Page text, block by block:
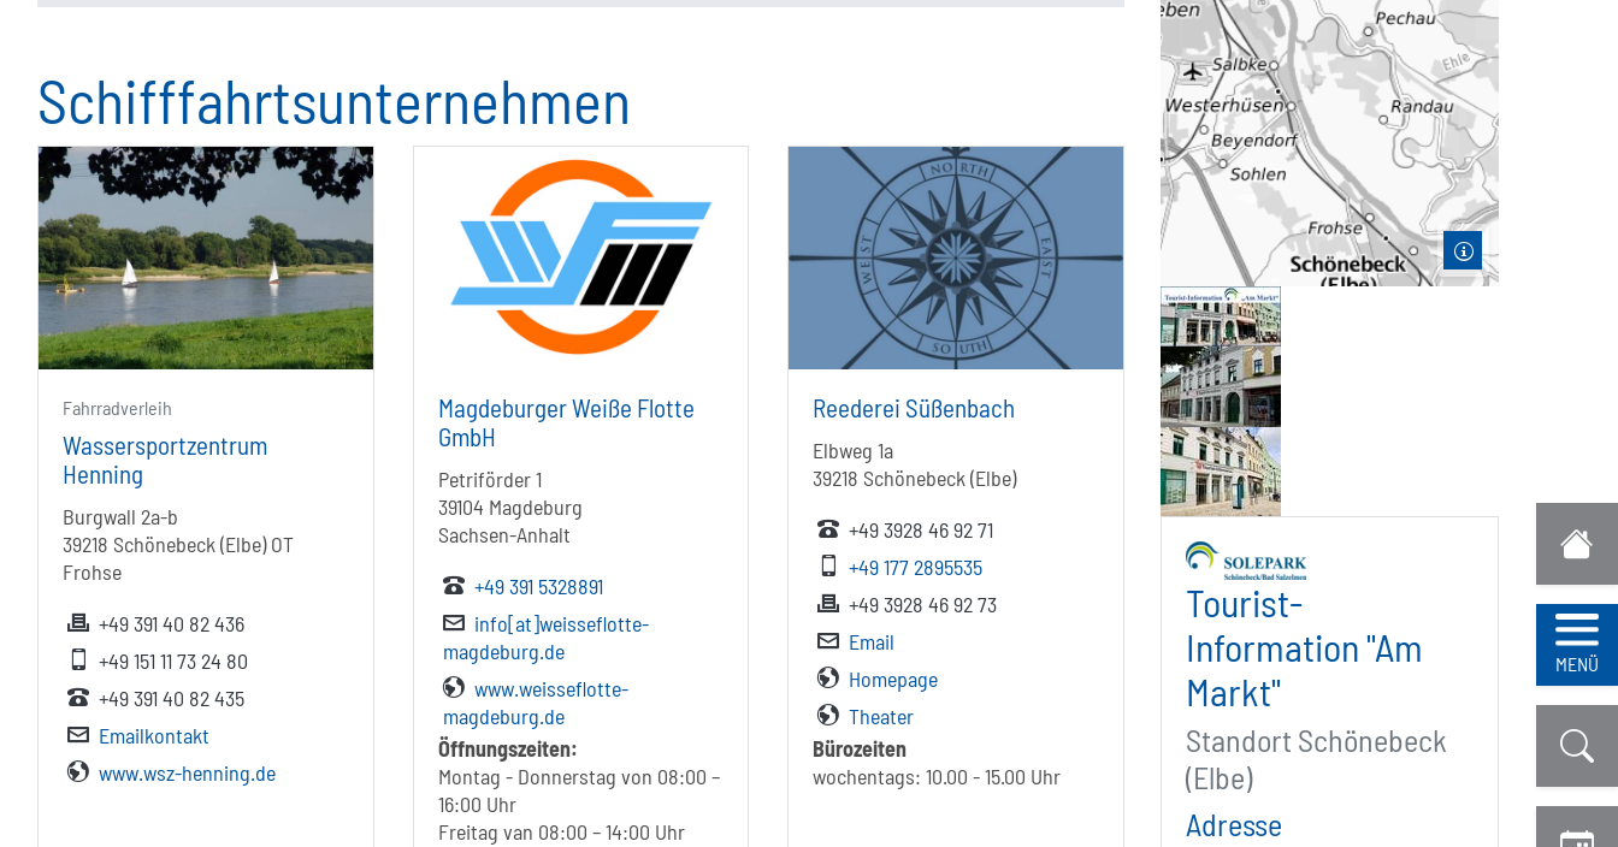
MENÜ
Schifffahrtsunternehmen
Fahrradverleih
Wassersportzentrum
Henning
Burgwall 2a-b
39218 Schönebeck (Elbe) OT
Frohse
+49 391 40 82 436
+49 151 11 73 24 80
+49 391 40 82 435
Emailkontakt
www.wsz-henning.de
Magdeburger Weiße Flotte
GmbH
Petriförder 1
39104 Magdeburg
Sachsen-Anhalt
+49 391 5328891
info[at]weisseflotte-
magdeburg.de
www.weisseflotte-
magdeburg.de
Öffnungszeiten:
Montag - Donnerstag von 08:00 –
16:00 Uhr
Freitag van 08:00 – 14:00 Uhr
Reederei Süßenbach
Elbweg 1a
39218 Schönebeck (Elbe)
+49 3928 46 92 71
+49 177 2895535
+49 3928 46 92 73
Email
Homepage
Theater
Bürozeiten
wochentags: 10.00 - 15.00 Uhr
Tourist-
Information "Am
Markt"
Standort Schönebeck
(Elbe)
Adresse